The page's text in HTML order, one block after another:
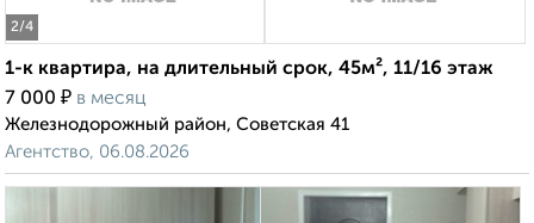
2/4
1-к квартира, на длительный срок, 45м², 11/16 этаж
7 000 ₽ в месяц
Железнодорожный район, Советская 41
Агентство, 06.08.2026